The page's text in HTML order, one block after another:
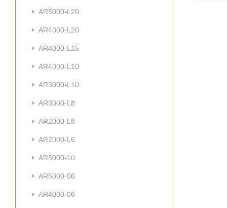
AR5000-L20
AR4000-L20
AR4000-L15
AR4000-L10
AR3000-L10
AR3000-L8
AR2000-L8
AR2000-L6
AR5000-10
AR5000-06
AR4000-06